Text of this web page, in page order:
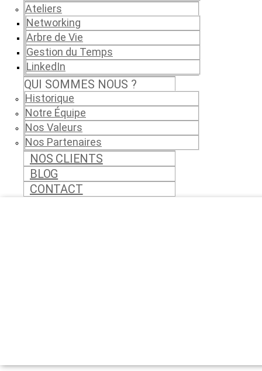
Ateliers
Networking
Arbre de Vie
Gestion du Temps
LinkedIn
QUI SOMMES NOUS ?
Historique
Notre Équipe
Nos Valeurs
Nos Partenaires
NOS CLIENTS
BLOG
CONTACT